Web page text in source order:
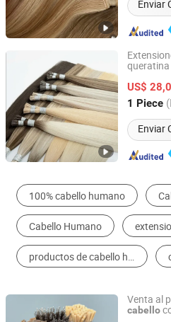
Enviar
queratina
US$
1 Piece
Enviar
Juancheng Sunze Hair
Shandong, China
100% cabello humano
Cabello Humano
productos de cabello humano
Venta al
cabello
Juancheng Sunze Hair